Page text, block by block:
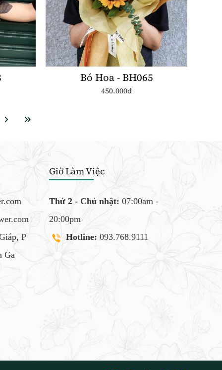
Bó Hoa - BH065
450.000đ
P
Ga
Giờ Làm Việc
Thứ 2 - Chủ nhật: 07:00am -
20:00pm
Hotline: 093.768.9111